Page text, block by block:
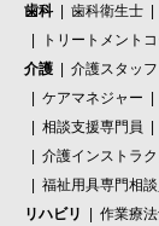
歯科
歯科衛生士
トリートメント
介護
介護スタッフ
ケアマネジャー
相談支援専門員
介護インストラ
福祉用具専門相
リハビリ
作業療